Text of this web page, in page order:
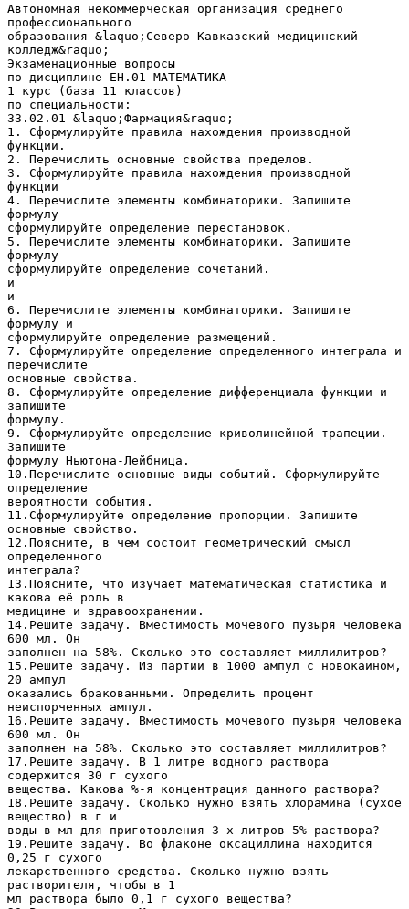
Автономная некоммерческая организация среднего
профессионального
образования &laquo;Северо-Кавказский медицинский
колледж&raquo;
Экзаменационные вопросы
по дисциплине ЕН.01 МАТЕМАТИКА
1 курс (база 11 классов)
по специальности:
33.02.01 &laquo;Фармация&raquo;
1. Сформулируйте правила нахождения производной
функции.
2. Перечислить основные свойства пределов.
3. Сформулируйте правила нахождения производной
функции
4. Перечислите элементы комбинаторики. Запишите
формулу
сформулируйте определение перестановок.
5. Перечислите элементы комбинаторики. Запишите
формулу
сформулируйте определение сочетаний.
и
и
6. Перечислите элементы комбинаторики. Запишите
формулу и
сформулируйте определение размещений.
7. Сформулируйте определение определенного интеграла и
перечислите
основные свойства.
8. Сформулируйте определение дифференциала функции и
запишите
формулу.
9. Сформулируйте определение криволинейной трапеции.
Запишите
формулу Ньютона-Лейбница.
10.Перечислите основные виды событий. Сформулируйте
определение
вероятности события.
11.Сформулируйте определение пропорции. Запишите
основные свойство.
12.Поясните, в чем состоит геометрический смысл
определенного
интеграла?
13.Поясните, что изучает математическая статистика и
какова её роль в
медицине и здравоохранении.
14.Решите задачу. Вместимость мочевого пузыря человека
600 мл. Он
заполнен на 58%. Сколько это составляет миллилитров?
15.Решите задачу. Из партии в 1000 ампул с новокаином,
20 ампул
оказались бракованными. Определить процент
неиспорченных ампул.
16.Решите задачу. Вместимость мочевого пузыря человека
600 мл. Он
заполнен на 58%. Сколько это составляет миллилитров?
17.Решите задачу. В 1 литре водного раствора
содержится 30 г сухого
вещества. Какова %-я концентрация данного раствора?
18.Решите задачу. Сколько нужно взять хлорамина (сухое
вещество) в г и
воды в мл для приготовления 3-х литров 5% раствора?
19.Решите задачу. Во флаконе оксациллина находится
0,25 г сухого
лекарственного средства. Сколько нужно взять
растворителя, чтобы в 1
мл раствора было 0,1 г сухого вещества?